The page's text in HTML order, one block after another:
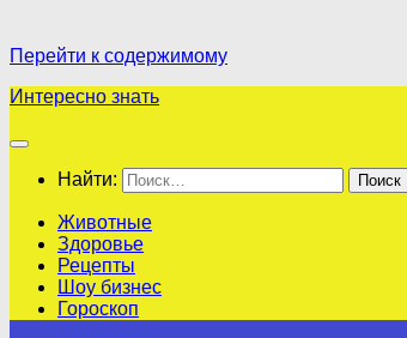
Перейти к содержимому
Интересно знать
Найти:
Животные
Здоровье
Рецепты
Шоу бизнес
Гороскоп